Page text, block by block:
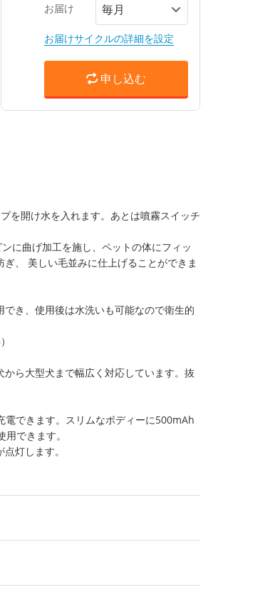
お届け
お届けサイクルの詳細を設定
申し込む
を開け水を入れます。あとは噴霧スイッチ
に曲げ加工を施し、ペットの体にフィッ
、 美しい毛並みに仕上げることができま
き、使用後は水洗いも可能なので衛生的
ら大型犬まで幅広く対応しています。抜
電できます。スリムなボディーに500mAh
できます。
灯します。